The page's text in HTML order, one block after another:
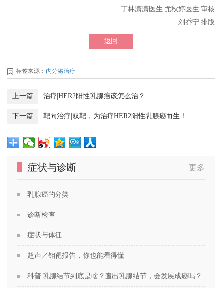
丁林潇潇医生 尤秋婷医生|审核
刘乔宁|排版
返回
标签来源： 内分泌治疗
上一篇 治疗|HER2阳性乳腺癌该怎么治？
下一篇 靶向治疗|双靶，为治疗HER2阳性乳腺癌而生！
症状与诊断 更多
乳腺癌的分类
诊断检查
症状与体征
超声／钼靶报告，你也能看得懂
科普|乳腺结节到底是啥？查出乳腺结节，会发展成癌吗？